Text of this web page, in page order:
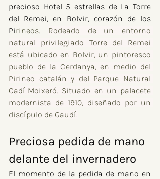
precioso Hotel 5 estrellas de La Torre
del Remei, en Bolvir, corazón de los
Pirineos. Rodeado de un entorno
natural privilegiado Torre del Remei
está ubicado en Bolvir, un pintoresco
pueblo de la Cerdanya, en medio del
Pirineo catalán y del Parque Natural
Cadí-Moixeró. Situado en un palacete
modernista de 1910, diseñado por un
discípulo de Gaudí.
Preciosa pedida de mano
delante del invernadero
El momento de la pedida de mano en